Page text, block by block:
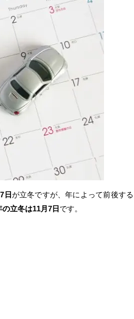
日 が立冬ですが、年によって前後する
の立冬は11月7日 です。